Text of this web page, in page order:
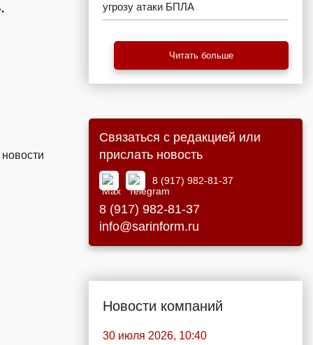
угрозу атаки БПЛА
Читать больше
Связаться с редакцией или
прислать новость
8 (917) 982-81-37
8 (917) 982-81-37
info@sarinform.ru
Новости компаний
30 июля 2026, 10:40